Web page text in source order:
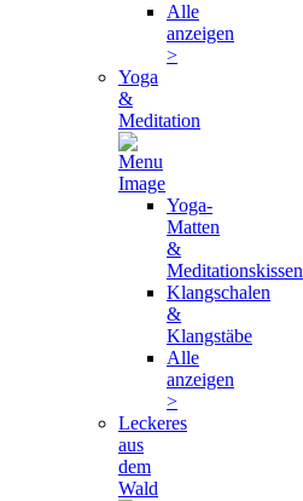
Alle
anzeigen
>
Yoga
&
Meditation
Yoga-
Matten
&
Meditationskissen
Klangschalen
&
Klangstäbe
Alle
anzeigen
>
Leckeres
aus
dem
Wald